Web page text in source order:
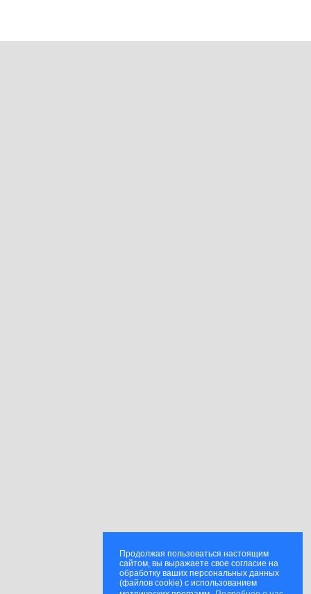
Продолжая пользоваться настоящим
сайтом, вы выражаете свое согласие на
обработку ваших персональных данных
(файлов cookie) с использованием